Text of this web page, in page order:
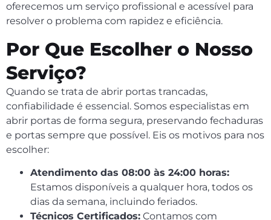
oferecemos um serviço profissional e acessível para
resolver o problema com rapidez e eficiência.
Por Que Escolher o Nosso
Serviço?
Quando se trata de abrir portas trancadas,
confiabilidade é essencial. Somos especialistas em
abrir portas de forma segura, preservando fechaduras
e portas sempre que possível. Eis os motivos para nos
escolher:
Atendimento das 08:00 às 24:00 horas:
Estamos disponíveis a qualquer hora, todos os
dias da semana, incluindo feriados.
Técnicos Certificados: Contamos com